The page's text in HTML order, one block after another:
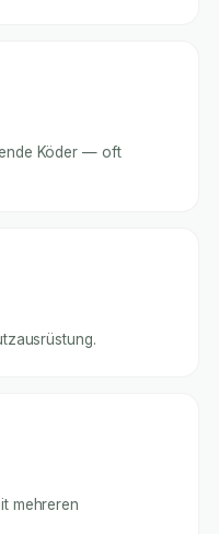
Köder — oft
mehreren